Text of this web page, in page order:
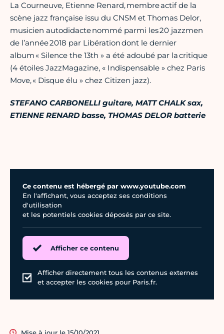
La Courneuve, Etienne Renard, membre actif de la
scène jazz française issu du CNSM et Thomas Delor,
musicien autodidacte nommé parmi les 20 jazzmen
de l’année 2018 par Libération dont le dernier
album « Silence the 13th » a été adoubé par la critique
(4 étoiles JazzMagazine, « Indispensable » chez Paris
Move, « Disque élu » chez Citizen jazz).
STEFANO CARBONELLI guitare, MATT CHALK sax,
ETIENNE RENARD basse, THOMAS DELOR batterie
Ce contenu est hébergé par www.youtube.com
En l'affichant, vous acceptez ses conditions
d'utilisation
et les potentiels cookies déposés par ce site.
Afficher ce contenu
Afficher directement tous les contenus externes
et accepter les cookies pour Paris.fr.